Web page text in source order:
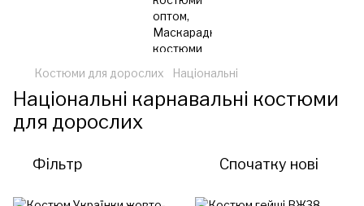
Костюми для дорослих Національні
Національні карнавальні костюми
для дорослих
Фільтр Спочатку нові